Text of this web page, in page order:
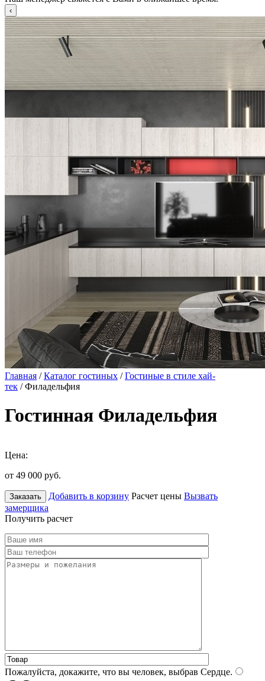
Главная /Каталог гостиных /Гостиные в стиле хай-
тек / Филадельфия
Гостинная Филадельфия
Цена:
от 49 000 руб.
Заказать Добавить в корзину Расчет цены Вызвать
замерщика
Получить расчет
Пожалуйста, докажите, что вы человек, выбрав Сердце.